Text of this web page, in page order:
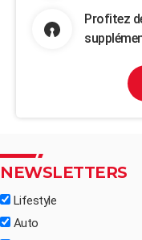
Profitez
NEWSLETTERS
Lifestyle
Auto